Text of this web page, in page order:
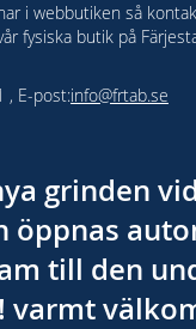
i webbutiken så
fysiska butik på
, E-post:info@frtab.se
grinden
öppnas
till den
varmt